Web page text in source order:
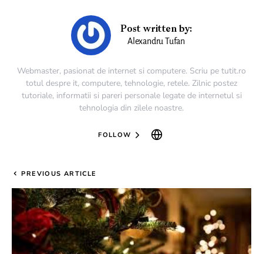
Post written by:
Alexandru Tufan
Webmaster, pasionat de internet si computere. Scriu pe tutit.ro
totul despre it, computere, tehnologie, retele. Zilnic postez
tutoriale, informatii si pareri personale legate de internetul si
tehnologia din zilele noastre.
FOLLOW
PREVIOUS ARTICLE